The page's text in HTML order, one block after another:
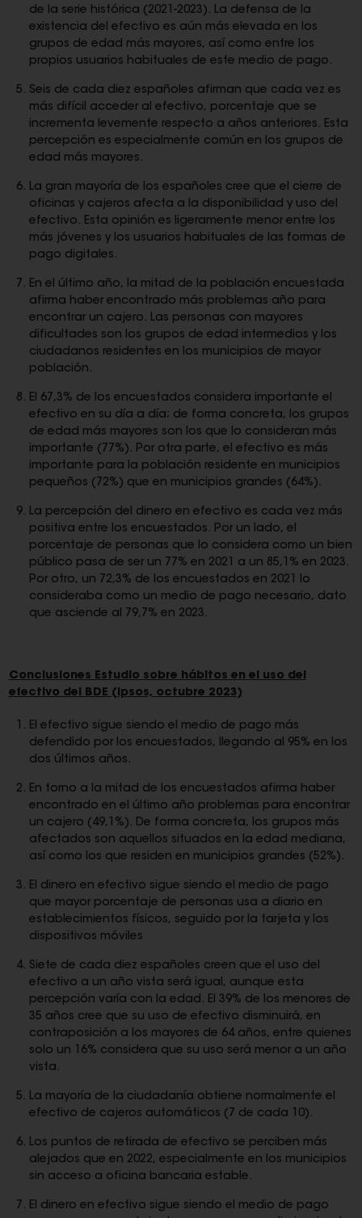
de la serie histórica (2021-2023). La defensa de la
existencia del efectivo es aún más elevada en los
grupos de edad más mayores, así como entre los
propios usuarios habituales de este medio de pago.
Seis de cada diez españoles afirman que cada vez es
más difícil acceder al efectivo, porcentaje que se
incrementa levemente respecto a años anteriores. Esta
percepción es especialmente común en los grupos de
edad más mayores.
La gran mayoría de los españoles cree que el cierre de
oficinas y cajeros afecta a la disponibilidad y uso del
efectivo. Esta opinión es ligeramente menor entre los
más jóvenes y los usuarios habituales de las formas de
pago digitales.
En el último año, la mitad de la población encuestada
afirma haber encontrado más problemas año para
encontrar un cajero. Las personas con mayores
dificultades son los grupos de edad intermedios y los
ciudadanos residentes en los municipios de mayor
población.
El 67,3% de los encuestados considera importante el
efectivo en su día a día; de forma concreta, los grupos
de edad más mayores son los que lo consideran más
importante (77%). Por otra parte, el efectivo es más
importante para la población residente en municipios
pequeños (72%) que en municipios grandes (64%).
La percepción del dinero en efectivo es cada vez más
positiva entre los encuestados. Por un lado, el
porcentaje de personas que lo considera como un bien
público pasa de ser un 77% en 2021 a un 85,1% en 2023.
Por otro, un 72,3% de los encuestados en 2021 lo
consideraba como un medio de pago necesario, dato
que asciende al 79,7% en 2023.
Conclusiones Estudio sobre hábitos en el uso del
efectivo del BDE (Ipsos, octubre 2023)
El efectivo sigue siendo el medio de pago más
defendido por los encuestados, llegando al 95% en los
dos últimos años.
En torno a la mitad de los encuestados afirma haber
encontrado en el último año problemas para encontrar
un cajero (49,1%). De forma concreta, los grupos más
afectados son aquellos situados en la edad mediana,
así como los que residen en municipios grandes (52%).
El dinero en efectivo sigue siendo el medio de pago
que mayor porcentaje de personas usa a diario en
establecimientos físicos, seguido por la tarjeta y los
dispositivos móviles
Siete de cada diez españoles creen que el uso del
efectivo a un año vista será igual, aunque esta
percepción varía con la edad. El 39% de los menores de
35 años cree que su uso de efectivo disminuirá, en
contraposición a los mayores de 64 años, entre quienes
solo un 16% considera que su uso será menor a un año
vista.
La mayoría de la ciudadanía obtiene normalmente el
efectivo de cajeros automáticos (7 de cada 10).
Los puntos de retirada de efectivo se perciben más
alejados que en 2022, especialmente en los municipios
sin acceso a oficina bancaria estable.
El dinero en efectivo sigue siendo el medio de pago